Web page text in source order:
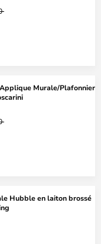
Murale/Plafonnier
Hubble en laiton brossé